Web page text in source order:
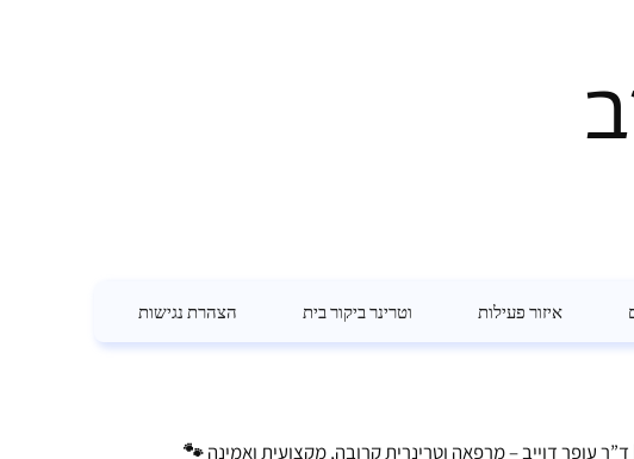
הצהרת נגישות וטרינר ביקור בית איזור פעילות
| ד”ר עופר דוייב – מרפאה וטרינרית קרובה, מקצועית ואמינה